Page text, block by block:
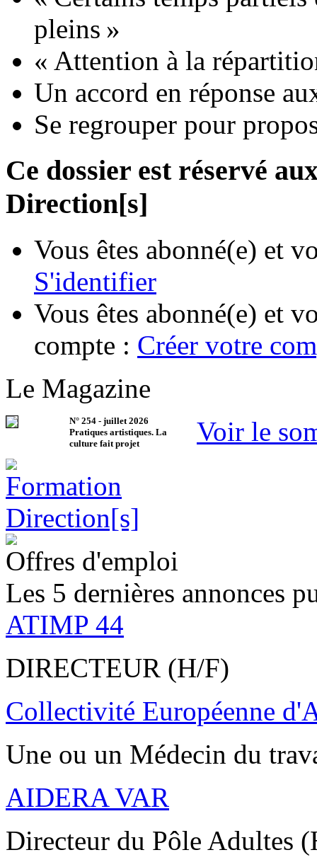
pleins »
« Attention à la
Un accord en réponse
Se regrouper pour
Ce dossier est réservé
Direction[s]
Vous êtes abonné(e) et
S'identifier
Vous êtes abonné(e) et
compte : Créer votre
Le Magazine
N° 254 - juillet 2026
Pratiques artistiques. La
culture fait projet
Voir le
Offres d'emploi
Les 5 dernières annonces
ATIMP 44
DIRECTEUR (H/F)
Collectivité Européenne
Une ou un Médecin du
AIDERA VAR
Directeur du Pôle Adultes